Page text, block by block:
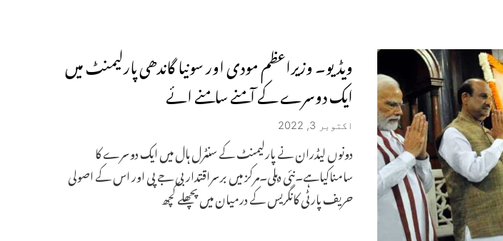
ویڈیو۔ وزیراعظم مودی اور سونیا گاندھی پارلیمنٹ میں
ایک دوسرے کے آمنے سامنے ائے
اکتوبر 3, 2022
دونوں لیڈران نے پارلیمنٹ کے سنٹرل ہال میں ایک دوسرے کا
سامناکیاہے۔نئی دہلی۔مرکز میں برسراقتدار بی جے پی اور اس کے اصولی
حریف پارٹی کانگریس کے درمیان میں پچھلے کچھ